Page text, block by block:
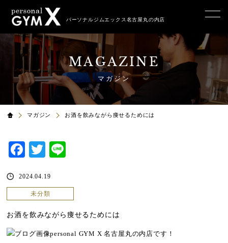
パーソナルジムエックス名古屋丸の内店
MAGAZINE
マガジン
マガジン お酒を飲みながら痩せるためには
Facebook
Twitter
2024.04.19
未分類
お酒を飲みながら痩せるためには
personal GYM X 名古屋丸の内店です！